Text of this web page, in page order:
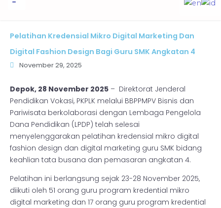
Pelatihan Kredensial Mikro Digital Marketing Dan
Digital Fashion Design Bagi Guru SMK Angkatan 4
November 29, 2025
Depok, 28 November 2025 – Direktorat Jenderal
Pendidikan Vokasi, PKPLK melalui BBPPMPV Bisnis dan
Pariwisata berkolaborasi dengan Lembaga Pengelola
Dana Pendidikan (LPDP) telah selesai
menyelenggarakan pelatihan kredensial mikro digital
fashion design dan digital marketing guru SMK bidang
keahlian tata busana dan pemasaran angkatan 4.
Pelatihan ini berlangsung sejak 23-28 November 2025,
diikuti oleh 51 orang guru program kredential mikro
digital marketing dan 17 orang guru program kredential